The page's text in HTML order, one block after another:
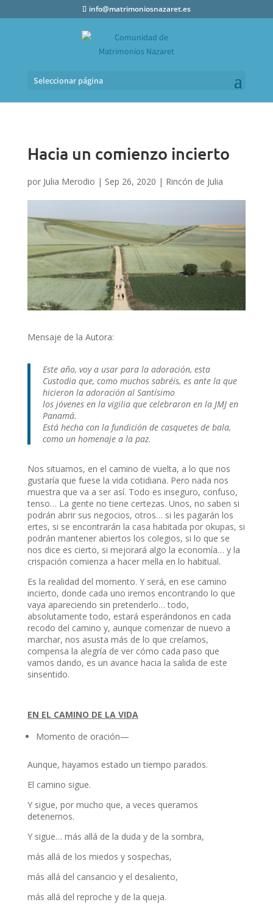
info@matrimoniosnazaret.es
Seleccionar página
Hacia un comienzo incierto
por Julia Merodio | Sep 26, 2020 | Rincón de Julia
Mensaje de la Autora:
Este año, voy a usar para la adoración, esta
Custodia que, como muchos sabréis, es ante la que
hicieron la adoración al Santísimo
los jóvenes en la vigilia que celebraron en la JMJ en
Panamá.
Está hecha con la fundición de casquetes de bala,
como un homenaje a la paz.
Nos situamos, en el camino de vuelta, a lo que nos
gustaría que fuese la vida cotidiana. Pero nada nos
muestra que va a ser así. Todo es inseguro, confuso,
tenso… La gente no tiene certezas. Unos, no saben si
podrán abrir sus negocios, otros… si les pagarán los
ertes, si se encontrarán la casa habitada por okupas, si
podrán mantener abiertos los colegios, si lo que se
nos dice es cierto, si mejorará algo la economía… y la
crispación comienza a hacer mella en lo habitual.
Es la realidad del momento. Y será, en ese camino
incierto, donde cada uno iremos encontrando lo que
vaya apareciendo sin pretenderlo… todo,
absolutamente todo, estará esperándonos en cada
recodo del camino y, aunque comenzar de nuevo a
marchar, nos asusta más de lo que creíamos,
compensa la alegría de ver cómo cada paso que
vamos dando, es un avance hacia la salida de este
sinsentido.
EN EL CAMINO DE LA VIDA
Momento de oración—
Aunque, hayamos estado un tiempo parados.
El camino sigue.
Y sigue, por mucho que, a veces queramos
detenernos.
Y sigue… más allá de la duda y de la sombra,
más allá de los miedos y sospechas,
más allá del cansancio y el desaliento,
más allá del reproche y de la queja.